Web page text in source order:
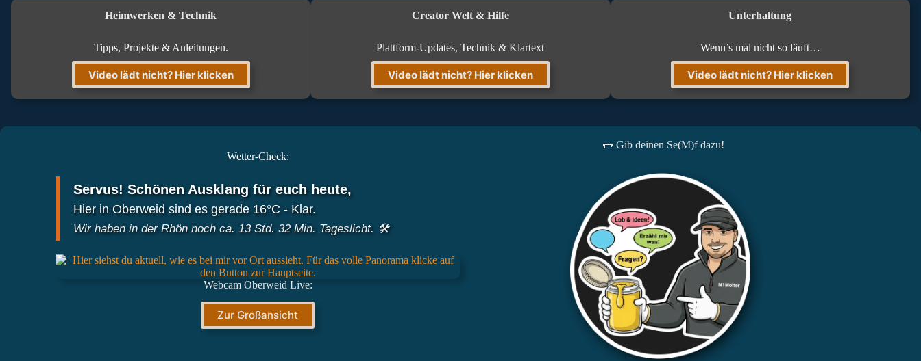
Heimwerken & Technik
Tipps, Projekte & Anleitungen.
Video lädt nicht? Hier klicken
Creator Welt & Hilfe
Plattform-Updates, Technik & Klartext
Video lädt nicht? Hier klicken
Unterhaltung
Wenn’s mal nicht so läuft…
Video lädt nicht? Hier klicken
Wetter-Check:
Servus! Schönen Ausklang für euch heute,
Hier in Oberweid sind es gerade 16°C - Klar.
Wir haben in der Rhön noch ca. 13 Std. 32 Min. Tageslicht. 🛠️
Webcam Oberweid Live:
Zur Großansicht
🌭 Gib deinen Se(M)f dazu!